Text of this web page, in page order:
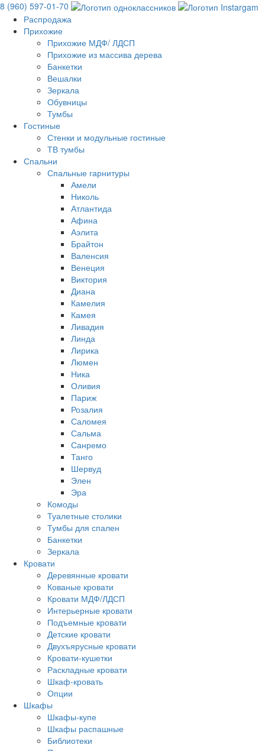
8 (960) 597-01-70
Распродажа
Прихожие
Прихожие МДФ/ ЛДСП
Прихожие из массива дерева
Банкетки
Вешалки
Зеркала
Обувницы
Тумбы
Гостиные
Стенки и модульные гостиные
ТВ тумбы
Спальни
Спальные гарнитуры
Амели
Николь
Атлантида
Афина
Аэлита
Брайтон
Валенсия
Венеция
Виктория
Диана
Камелия
Камея
Ливадия
Линда
Лирика
Люмен
Ника
Оливия
Париж
Розалия
Саломея
Сальма
Санремо
Танго
Шервуд
Элен
Эра
Комоды
Туалетные столики
Тумбы для спален
Банкетки
Зеркала
Кровати
Деревянные кровати
Кованые кровати
Кровати МДФ/ЛДСП
Интерьерные кровати
Подъемные кровати
Детские кровати
Двухъярусные кровати
Кровати-кушетки
Раскладные кровати
Шкаф-кровать
Опции
Шкафы
Шкафы-купе
Шкафы распашные
Библиотеки